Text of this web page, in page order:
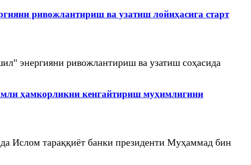
ривожлантириш ва узатиш лойиҳасига старт
энергияни ривожлантириш ва узатиш соҳасида
ҳамкорликни кенгайтириш муҳимлигини
Ислом тараққиёт банки президенти Муҳаммад бин